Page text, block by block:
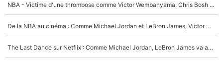
NBA - Victime d'une thrombose comme Victor Wembanyama, Chris Bosh prévient le Français des risques sur sa santé : «J’ai failli mourir sur le coup et j’ai été ramené à la vie»
De la NBA au cinéma : Comme Michael Jordan et LeBron James, Victor Wembanyama rêve d'une carrière d'acteur !
The Last Dance sur Netflix : Comme Michael Jordan, LeBron James va avoir le droit à sa série !